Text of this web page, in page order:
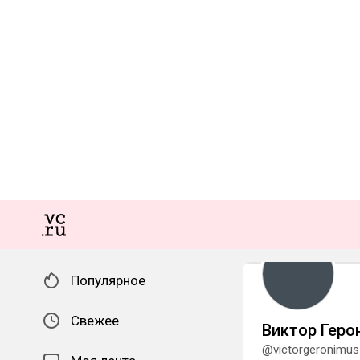
Популярное
Свежее Виктор
@victorgeronimus